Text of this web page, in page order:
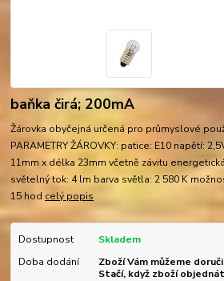
baňka čirá; 200mA
Žárovka obyčejná určená pro průmyslové
PARAMETRY ŽÁROVKY: patice: E10 napětí:
11mm x délka 23mm včetně závitu
světelný tok: 4 lm barva světla: 2 580 K
15 hod celý popis
Dostupnost
Skladem
Doba dodání
Zboží Vám můžeme
Stačí, když zboží